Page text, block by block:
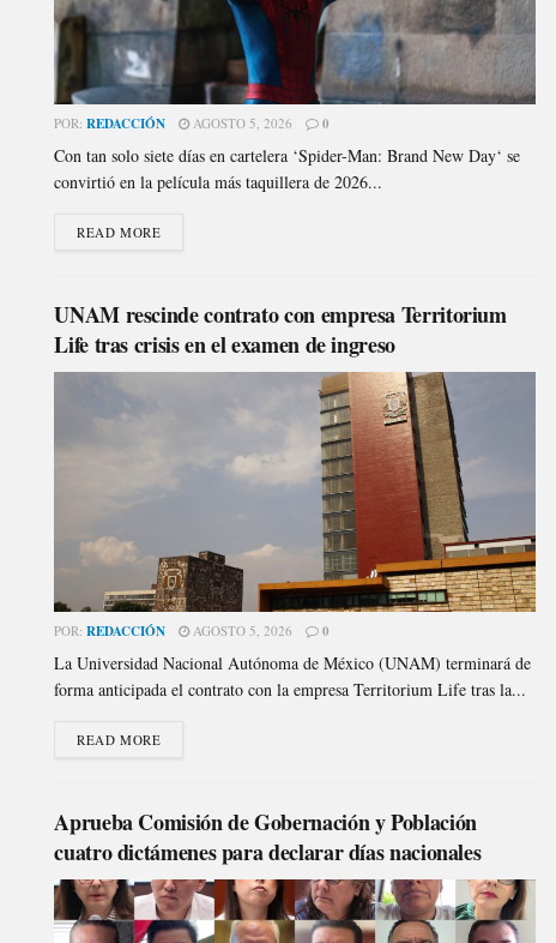
POR: REDACCIÓN AGOSTO 5, 2026 0
Con tan solo siete días en cartelera ‘Spider-Man: Brand New Day‘ se
convirtió en la película más taquillera de 2026...
READ MORE
UNAM rescinde contrato con empresa Territorium
Life tras crisis en el examen de ingreso
POR: REDACCIÓN AGOSTO 5, 2026 0
La Universidad Nacional Autónoma de México (UNAM) terminará de
forma anticipada el contrato con la empresa Territorium Life tras la...
READ MORE
Aprueba Comisión de Gobernación y Población
cuatro dictámenes para declarar días nacionales